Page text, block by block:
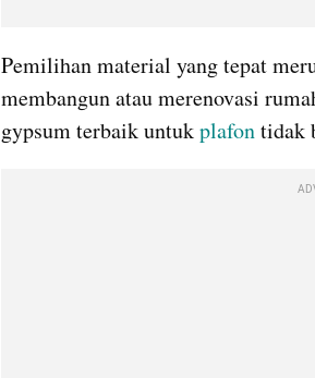
Pemilihan material yang tepat
membangun atau merenovasi
gypsum terbaik untuk plafon tidak